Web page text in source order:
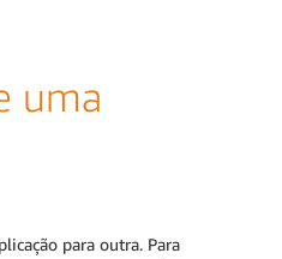
uma
para outra. Para